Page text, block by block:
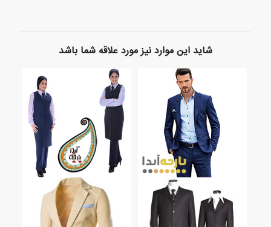
شاید این موارد نیز مورد علاقه شما باشد